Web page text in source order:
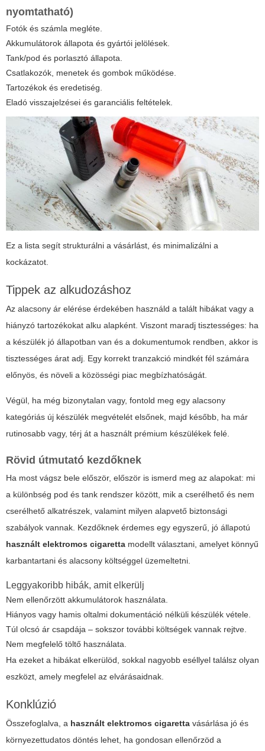
nyomtatható)
Fotók és számla megléte.
Akkumulátorok állapota és gyártói jelölések.
Tank/pod és porlasztó állapota.
Csatlakozók, menetek és gombok működése.
Tartozékok és eredetiség.
Eladó visszajelzései és garanciális feltételek.
Ez a lista segít strukturálni a vásárlást, és minimalizálni a
kockázatot.
Tippek az alkudozáshoz
Az alacsony ár elérése érdekében használd a talált hibákat vagy a
hiányzó tartozékokat alku alapként. Viszont maradj tisztességes: ha
a készülék jó állapotban van és a dokumentumok rendben, akkor is
tisztességes árat adj. Egy korrekt tranzakció mindkét fél számára
előnyös, és növeli a közösségi piac megbízhatóságát.
Végül, ha még bizonytalan vagy, fontold meg egy alacsony
kategóriás új készülék megvételét elsőnek, majd később, ha már
rutinosabb vagy, térj át a használt prémium készülékek felé.
Rövid útmutató kezdőknek
Ha most vágsz bele először, először is ismerd meg az alapokat: mi
a különbség pod és tank rendszer között, mik a cserélhető és nem
cserélhető alkatrészek, valamint milyen alapvető biztonsági
szabályok vannak. Kezdőknek érdemes egy egyszerű, jó állapotú
használt elektromos cigaretta modellt választani, amelyet könnyű
karbantartani és alacsony költséggel üzemeltetni.
Leggyakoribb hibák, amit elkerülj
Nem ellenőrzött akkumulátorok használata.
Hiányos vagy hamis oltalmi dokumentáció nélküli készülék vétele.
Túl olcsó ár csapdája – sokszor további költségek vannak rejtve.
Nem megfelelő töltő használata.
Ha ezeket a hibákat elkerülöd, sokkal nagyobb eséllyel találsz olyan
eszközt, amely megfelel az elvárásaidnak.
Konklúzió
Összefoglalva, a használt elektromos cigaretta vásárlása jó és
környezettudatos döntés lehet, ha gondosan ellenőrzöd a